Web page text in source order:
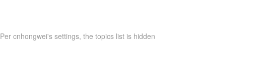
Per cnhongwei's settings, the topics list is hidden